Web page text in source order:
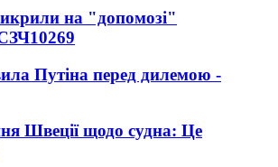
на "допомозі"
10269
Путіна перед дилемою -
Швеції щодо судна: Це